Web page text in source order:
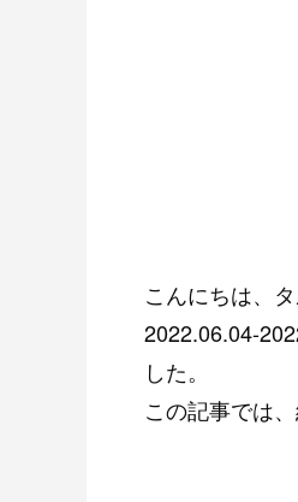
こんにちは、
2022.06.04-
した。
この記事では